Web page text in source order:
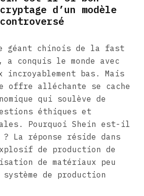
d’un modèle
géant chinois de la fast
a conquis le monde avec
incroyablement bas. Mais
offre alléchante se cache
qui soulève de
éthiques et
Pourquoi Shein est-il
? La réponse réside dans
de production de
de matériaux peu
de production